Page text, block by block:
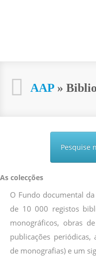
CONTACTOS
AAP »
Pesquise
As colecções
O Fundo documental
de 10 000 registos
monográficos, obras
publicações
de monografias) e um